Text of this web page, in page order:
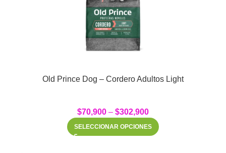
Old Prince Dog – Cordero Adultos Light
$70,900 – $302,900
SELECCIONAR OPCIONES